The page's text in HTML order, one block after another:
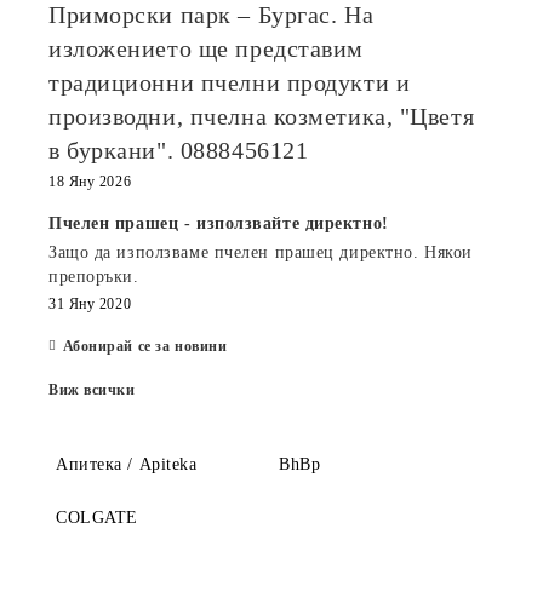
Приморски парк – Бургас. На
изложението ще представим
традиционни пчелни продукти и
производни, пчелна козметика, "Цветя
в буркани". 0888456121
18 Яну 2026
Пчелен прашец - използвайте директно!
Защо да използваме пчелен прашец директно. Някои
препоръки.
31 Яну 2020
Абонирай се за новини
Виж всички
Апитека / Apiteka BhBp
COLGATE